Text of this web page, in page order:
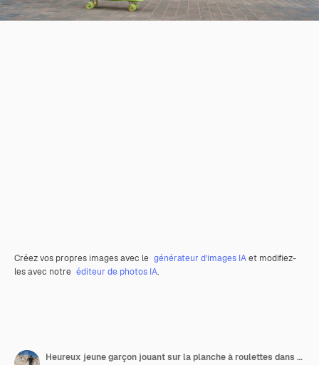
Créez vos propres images avec le générateur d’images IAet modifiez-
les avec notre éditeur de photos IA.
Heureux jeune garçon jouant sur la planche à roulettes dans la ville, enfant de race blanche équitation penny board